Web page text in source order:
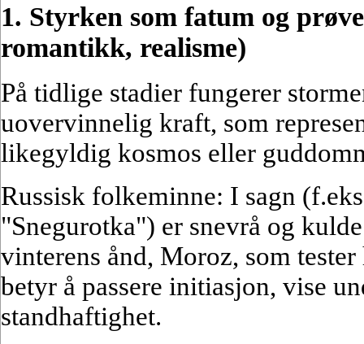
1. Styrken som fatum og
romantikk, realisme)
På tidlige stadier fungerer
uovervinnelig kraft, som
likegyldig kosmos eller
Russisk folkeminne: I sagn
"Snegurotka") er snevrå og
vinterens ånd, Moroz, som
betyr å passere initiasjon, vise
standhaftighet.